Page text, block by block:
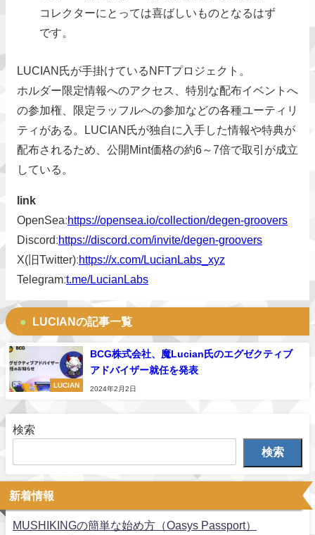
コレクターにとっては喜ばしいものとなるはず
です。
LUCIAN氏が手掛けているNFTプロジェクト。
ホルダー限定情報へのアクセス、特別な配布イベントへ
の参加権、限定ラッフルへの参加などの各種ユーティリ
ティがある。LUCIAN氏が独自に入手した情報や特典が
配布されるため、公開Mint価格の約6～7倍で取引が成立
している。
link
OpenSeaːhttps://opensea.io/collection/degen-groovers
Discordːhttps://discord.com/invite/degen-groovers
X(旧Twitter)ːhttps://x.com/LucianLabs_xyz
Telegramːt.me/LucianLabs
LUCIANの記事一覧
LUCIAN
BCG株式会社、魔Lucian氏のエグゼクティブ
アドバイザー就任を発表
2024年2月2日
検索
検索
新着情報
MUSHIKINGの簡単な始め方（Oasys Passport）